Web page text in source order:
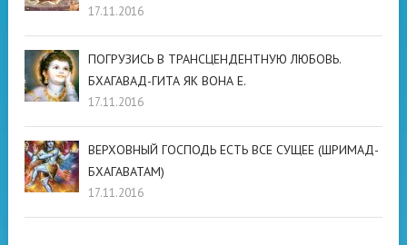
17.11.2016
ПОГРУЗИСЬ В ТРАНСЦЕНДЕНТНУЮ ЛЮБОВЬ.
БХАГАВАД-ГИТА ЯК ВОНА Е.
17.11.2016
ВЕРХОВНЫЙ ГОСПОДЬ ЕСТЬ ВСЕ СУЩЕЕ (ШРИМАД-
БХАГАВАТАМ)
17.11.2016